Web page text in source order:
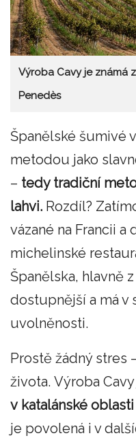
Výroba Cavy je známá
Penedès
Španělské šumivé
metodou jako
– tedy tradiční
lahvi. Rozdíl?
vázané na Francii a
michelinské
Španělska, hlavně
dostupnější a má v
uvolněnosti.
Prostě žádný stres
života. Výroba
v katalánské
je povolená i v